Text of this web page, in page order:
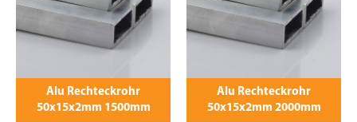
Alu Rechteckrohr
50x15x2mm 1500mm
Alu Rechteckrohr
50x15x2mm 2000mm